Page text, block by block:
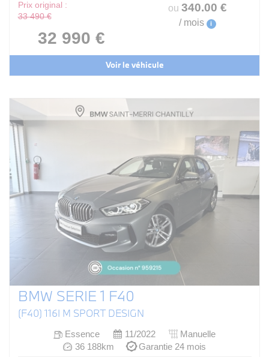
Prix original :
33 490 €
32 990 €
ou 340.00 €
/ mois i
Voir le véhicule
BMW SERIE 1 F40
(F40) 116I M SPORT DESIGN
Essence 11/2022
Manuelle
36 188km
Garantie 24 mois